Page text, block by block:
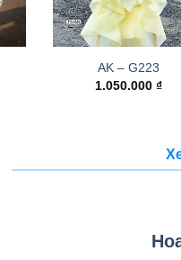
AK – G223
1.050.000₫